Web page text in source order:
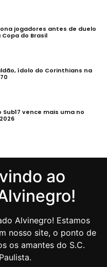
jogadores antes de duelo
do Brasil
ídolo do Corinthians na
Sub17 vence mais uma no
ao
Alvinegro! Estamos
nosso site, o ponto de
os amantes do S.C.